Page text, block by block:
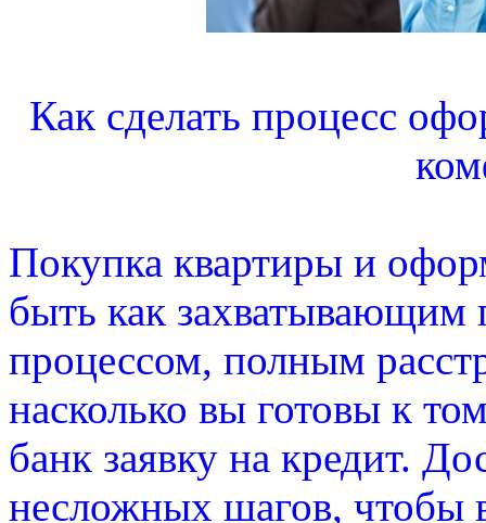
Как сделать процесс
Покупка квартиры и
быть как захватывающим
процессом, полным
насколько вы готовы к
банк заявку на кредит.
несложных шагов, чтобы